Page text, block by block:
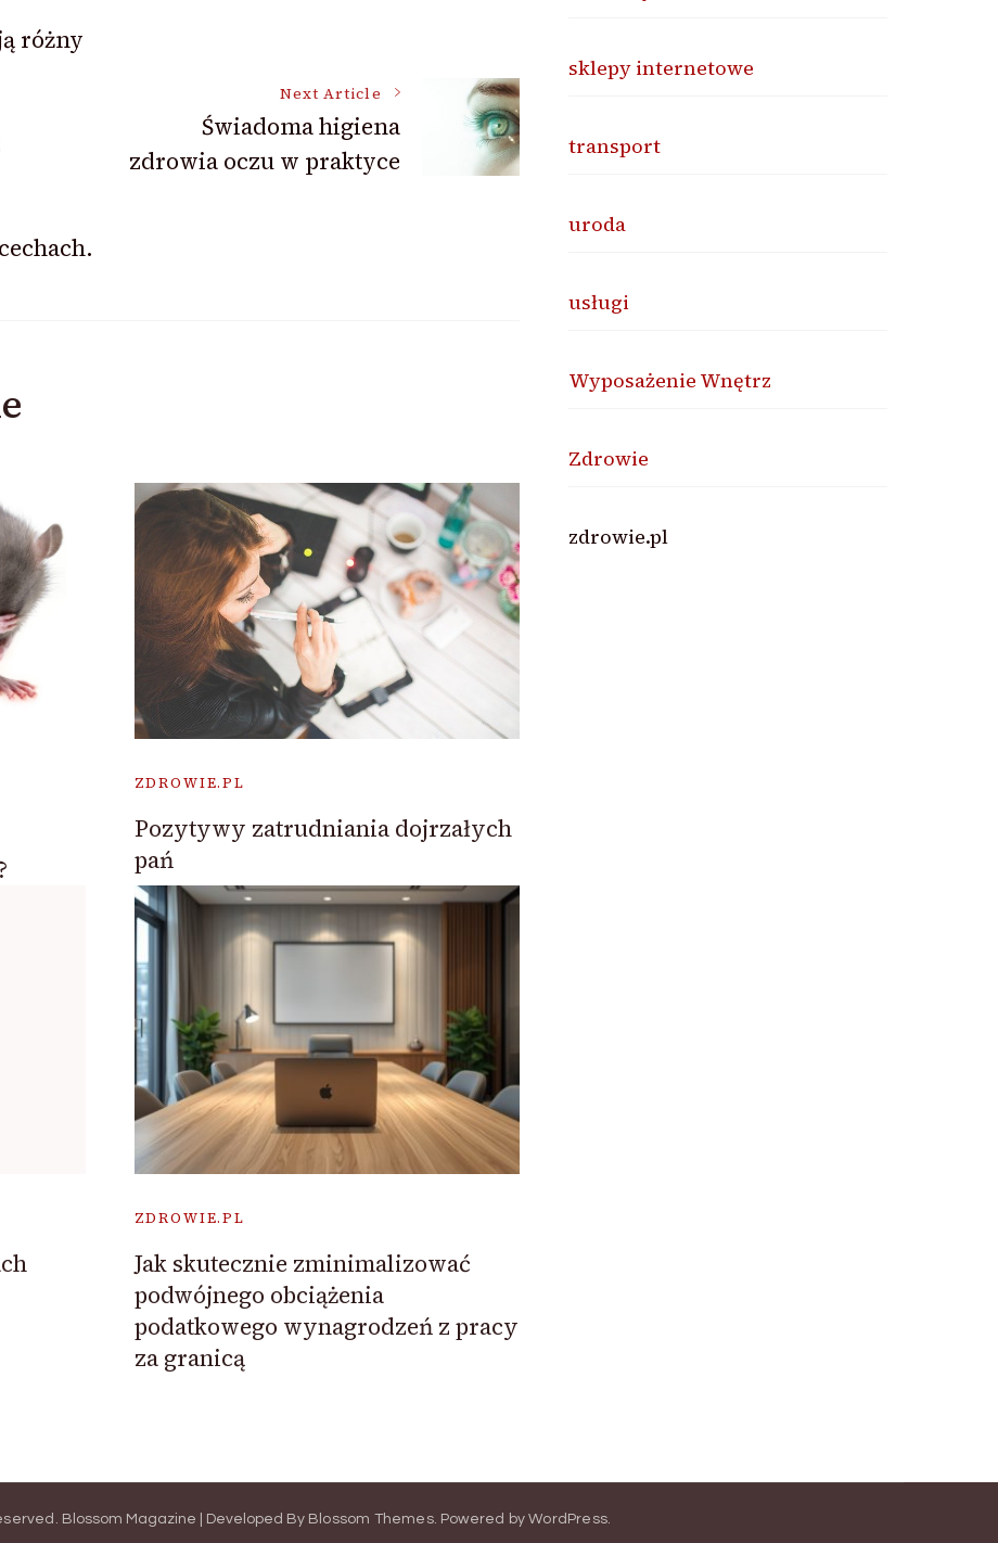
różny
Next Article
Świadoma higiena
zdrowia oczu w praktyce
ZDROWIE.PL
Pozytywy zatrudniania dojrzałych
pań
ZDROWIE.PL
Jak skutecznie zminimalizować
podwójnego obciążenia
podatkowego wynagrodzeń z pracy
za granicą
sklepy internetowe
transport
uroda
usługi
Wyposażenie Wnętrz
Zdrowie
zdrowie.pl
Blossom Magazine | Developed By Blossom Themes. Powered byWordPress.